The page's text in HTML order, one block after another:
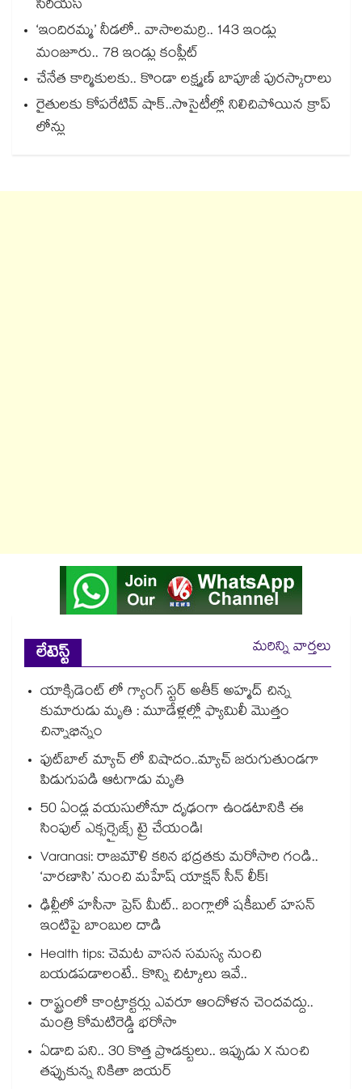
సీరియస్
‘ఇందిరమ్మ’ నీడలో.. వాసాలమర్రి.. 143 ఇండ్లు
మంజూరు.. 78 ఇండ్లు కంప్లీట్
చేనేత కార్మికులకు.. కొండా లక్ష్మణ్ బాపూజీ పురస్కారాలు
రైతులకు కోపరేటివ్ షాక్..సొసైటీల్లో నిలిచిపోయిన క్రాప్
లోన్లు
లేటెస్ట్
మరిన్ని వార్తలు
యాక్సిడెంట్ లో గ్యాంగ్ స్టర్ అతీక్ అహ్మద్ చిన్న
కుమారుడు మృతి : మూడేళ్లల్లో ఫ్యామిలీ మొత్తం
చిన్నాభిన్నం
ఫుట్‌బాల్ మ్యాచ్ లో విషాదం..మ్యాచ్ జరుగుతుండగా
పిడుగుపడి ఆటగాడు మృతి
50 ఏండ్ల వయసులోనూ దృఢంగా ఉండటానికి ఈ
సింపుల్ ఎక్సర్సైజ్స్ ట్రై చేయండి!
Varanasi: రాజమౌళి కఠిన భద్రతకు మరోసారి గండి..
‘వారణాసి’ నుంచి మహేష్ యాక్షన్ సీన్ లీక్!
ఢిల్లీలో హసీనా ప్రెస్ మీట్.. బంగ్లాలో షకీబుల్ హసన్
ఇంటిపై బాంబుల దాడి
Health tips: చెమట వాసన సమస్య నుంచి
బయడపడాలంటే.. కొన్ని చిట్కాలు ఇవే..
రాష్ట్రంలో కాంట్రాక్టర్లు ఎవరూ ఆందోళన చెందవద్దు..
మంత్రి కోమటిరెడ్డి భరోసా
ఏడాది పని.. 30 కొత్త ప్రొడక్టులు.. ఇప్పుడు X నుంచి
తప్పుకున్న నికితా బియర్